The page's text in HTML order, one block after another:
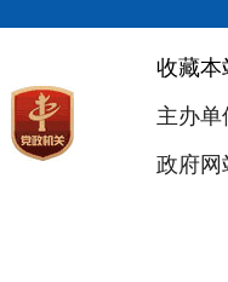
收藏本
主办
政府网